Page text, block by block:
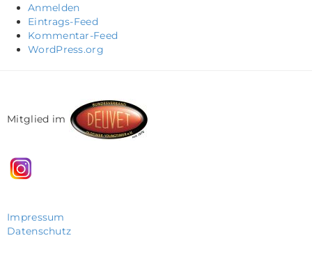
Anmelden
Eintrags-Feed
Kommentar-Feed
WordPress.org
Mitglied im
Impressum
Datenschutz